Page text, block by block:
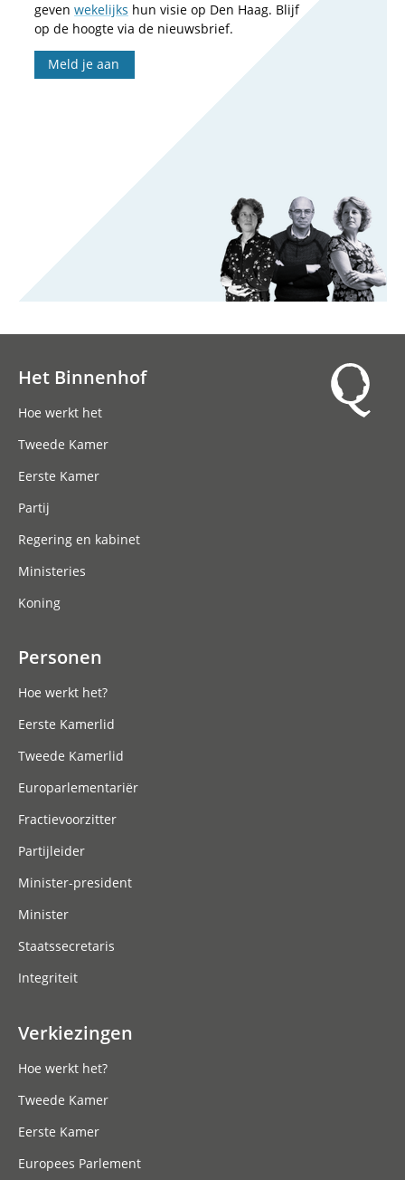
geven wekelijks hun visie op Den Haag. Blijf
op de hoogte via de nieuwsbrief.
Meld je aan
Het Binnenhof
Hoe werkt het
Tweede Kamer
Eerste Kamer
Partij
Regering en kabinet
Ministeries
Koning
Personen
Hoe werkt het?
Eerste Kamerlid
Tweede Kamerlid
Europarlementariër
Fractievoorzitter
Partijleider
Minister-president
Minister
Staatssecretaris
Integriteit
Verkiezingen
Hoe werkt het?
Tweede Kamer
Eerste Kamer
Europees Parlement